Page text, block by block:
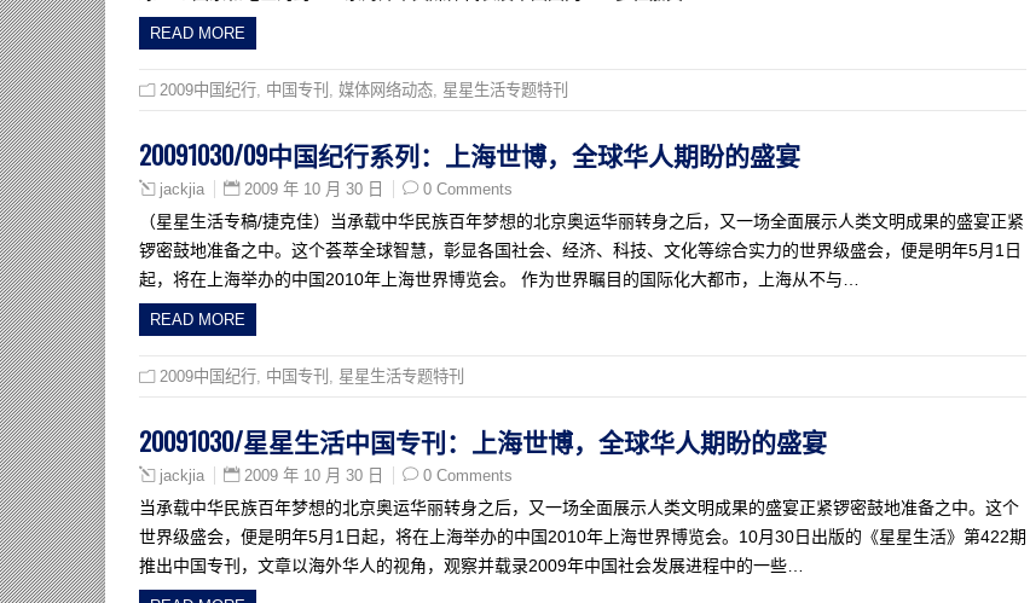
READ MORE
2009中国纪行 中国专刊 媒体网络动态 星星生活专题特刊
20091030/09中国纪行系列：上海世博，全球华人期盼的盛宴
jackjia 2009 年 10 月 30 日 0 Comments
（星星生活专稿/捷克佳）当承载中华民族百年梦想的北京奥运华丽转身之后，又一场全面展示人类文明成果的盛宴正紧
锣密鼓地准备之中。这个荟萃全球智慧，彰显各国社会、经济、科技、文化等综合实力的世界级盛会，便是明年5月1日
起，将在上海举办的中国2010年上海世界博览会。 作为世界瞩目的国际化大都市，上海从不与…
READ MORE
2009中国纪行 中国专刊 星星生活专题特刊
20091030/星星生活中国专刊：上海世博，全球华人期盼的盛宴
jackjia 2009 年 10 月 30 日 0 Comments
当承载中华民族百年梦想的北京奥运华丽转身之后，又一场全面展示人类文明成果的盛宴正紧锣密鼓地准备之中。这个
世界级盛会，便是明年5月1日起，将在上海举办的中国2010年上海世界博览会。10月30日出版的《星星生活》第422期
推出中国专刊，文章以海外华人的视角，观察并载录2009年中国社会发展进程中的一些…